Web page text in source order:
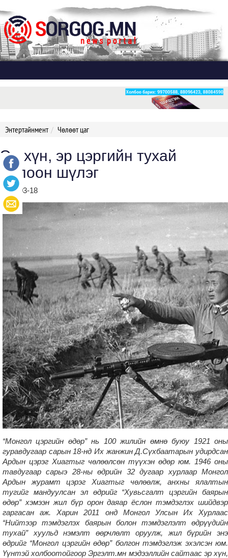
Энтертайнмент Чөлөөт цаг
Эр хүн, эр цэргийн тухай
долоон шүлэг
2021-03-18
“Монгол цэргийн өдөр” нь 100 жилийн өмнө буюу 1921 оны
гуравдугаар сарын 18-нд Их жанжин Д.Сүхбаатарын удирдсан
Ардын цэрэг Хиагтыг чөлөөлсөн түүхэн өдөр юм. 1946 оны
тавдугаар сарыэ 28-ны өдрийн 32 дугаар хурлаар Монгол
Ардын журамт цэрэг Хиагтыг чөлөөлж, анхны ялалтын
тугийг мандуулсан эл өдрийг “Хувьсгалт цэргийн баярын
өдөр” хэмээн жил бүр орон даяар ёслон тэмдэглэх шийдвэр
гаргасан аж.Харин 2011 онд Монгол Улсын Их Хурлаас
“Нийтээр тэмдэглэх баярын болон тэмдэглэлт өдрүүдийн
тухай” хуульд нэмэлт өөрчлөлт оруулж, жил бүрийн энэ
өдрийг “Монгол цэргийн өдөр” болгон тэмдэглэж эхэлсэн юм.
Үүнтэй холбоотойгоор Эргэлт.мн мэдээллийн сайтаас эр хүн,